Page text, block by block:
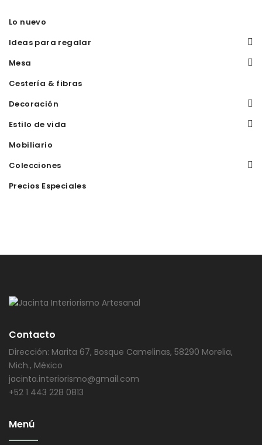
Lo nuevo
Ideas para regalar
Mesa
Cestería & fibras
Decoración
Estilo de vida
Mobiliario
Colecciones
Precios Especiales
Contacto
Dirección: Marita 67, Bosque Camelinas, 58290 Morelia,
Mich., México
jacinta.interiorismo@gmail.com
+52 1 443 228 0813
Menú